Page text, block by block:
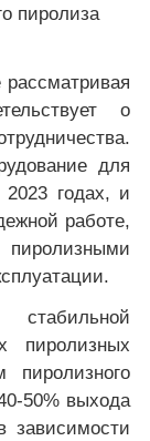
пиролиза
о
для
годах, и
работе,
пиролизных
пиролизного
50% выхода
зависимости